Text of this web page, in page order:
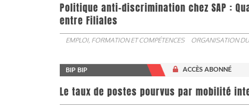
Politique anti-discrimination chez SAP :
entre Filiales
EMPLOI, FORMATION ET COMPÉTENCES ORGANISATION
BIP BIP ACCÈS ABONNÉ
Le taux de postes pourvus par mobilité